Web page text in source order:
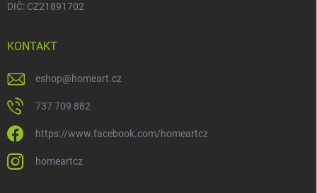
DIČ: CZ21891702
KONTAKT
eshop@homeart.cz
737 709 882
https://www.facebook.com/homeartcz
homeartcz